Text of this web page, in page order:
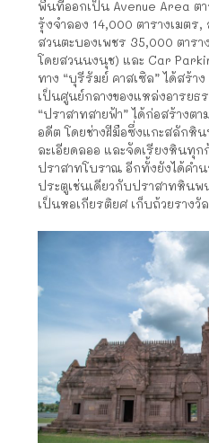
พื้นที่ออกเป็น Avenue Area ต
รุ้งจำลอง 14,000 ตารางเมตร
สวนตะบองเพชร 35,000 ตาร
โดยสวนนงนุช) และ Car
ทาง “บุรีรัมย์ คาสเซิล” ได้สร้า
เป็นศูนย์กลางของแหล่งอารยธ
“ปราสาทสายฟ้า” ได้ก่อสร้างต
อดีต โดยช่างฝีมือซึ่งแกะสลักหิ
ละเอียดลออ และจัดเรียงหินทุ
ปราสาทโบราณ อีกทั้งยังได้คำ
ประตูเช่นเดียวกับปราสาทหินพ
เป็นหอเกียรติยศ เก็บถ้วยรางวั